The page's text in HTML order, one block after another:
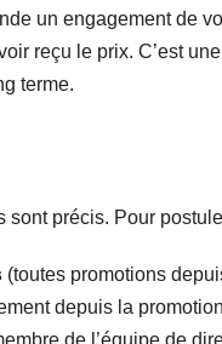
un engagement de
reçu le prix. C’est
terme.
sont précis. Pour
(toutes promotions
depuis la
de l’équipe de